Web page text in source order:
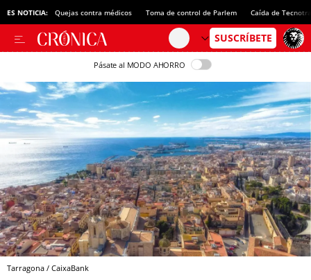
ES NOTICIA: Quejas contra médicos Toma de control de Parlem Caída de
Pásate al MODO AHORRO
Tarragona / CaixaBank